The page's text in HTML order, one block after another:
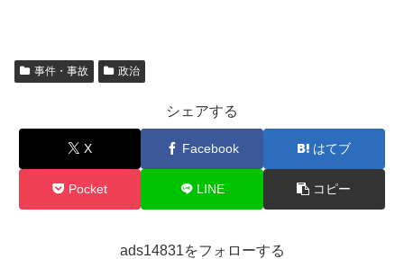
事件・事故 政治
シェアする
X Facebook はてブ
Pocket LINE コピー
ads14831をフォローする